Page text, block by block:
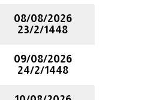
08/08/2026
23/2/1448
09/08/2026
24/2/1448